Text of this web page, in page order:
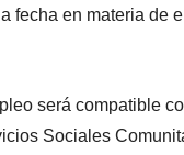
fecha en materia de
será compatible
Sociales